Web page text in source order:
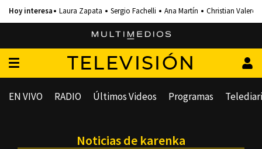
Laura Zapata Sergio Fachelli Ana Martín Christian Valero
TELEVISIÓN
EN VIVO RADIO Últimos Videos Programas
Noticias de karenka